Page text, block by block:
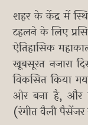
शहर के केंद्र में
टहलने के लिए
ऐतिहासिक
खूबसूरत नजारा
विकसित किया
ओर बना है, और
(रंगीत वैली